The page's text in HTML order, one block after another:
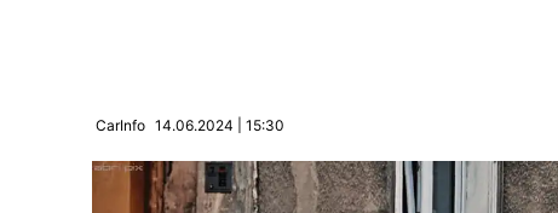
CarInfo 14.06.2024 | 15:30